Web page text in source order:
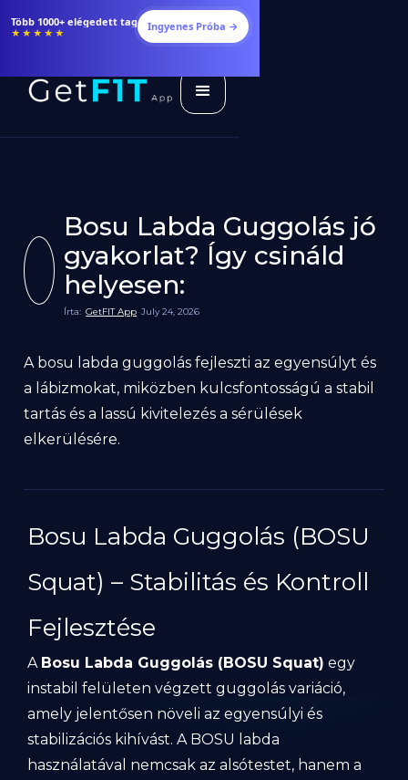
Étrendek, receptek és edzéstervek
★★★★★ Ingyenes Próba →
Bosu Labda Guggolás jó
gyakorlat? Így csináld
helyesen:
Írta: GetFIT App July 24, 2026
A bosu labda guggolás fejleszti az egyensúlyt és
a lábizmokat, miközben kulcsfontosságú a stabil
tartás és a lassú kivitelezés a sérülések
elkerülésére.
Bosu Labda Guggolás (BOSU
Squat) – Stabilitás és Kontroll
Fejlesztése
A Bosu Labda Guggolás (BOSU Squat) egy
instabil felületen végzett guggolás variáció,
amely jelentősen növeli az egyensúlyi és
stabilizációs kihívást. A BOSU labda
használatával nemcsak az alsótestet, hanem a